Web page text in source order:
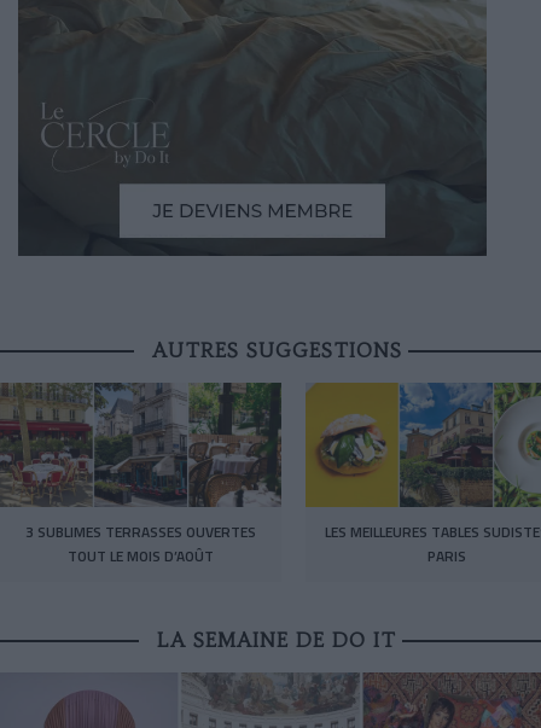
AUTRES SUGGESTIONS
3 SUBLIMES TERRASSES OUVERTES
TOUT LE MOIS D’AOÛT
LES MEILLEURES TABLES
PARIS
LA SEMAINE DE DO IT